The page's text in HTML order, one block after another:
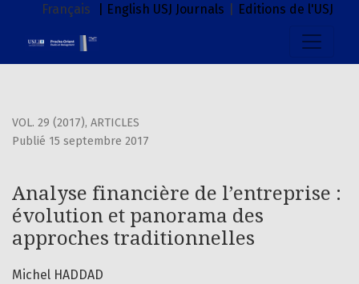
Analyse financière de l’entreprise : évolution et
Français | English USJ Journals Editions de l'USJ
VOL. 29 (2017), ARTICLES
Analyse financière de l’entreprise :
évolution et panorama des
approches traditionnelles
Publié 15 septembre 2017
Michel HADDAD